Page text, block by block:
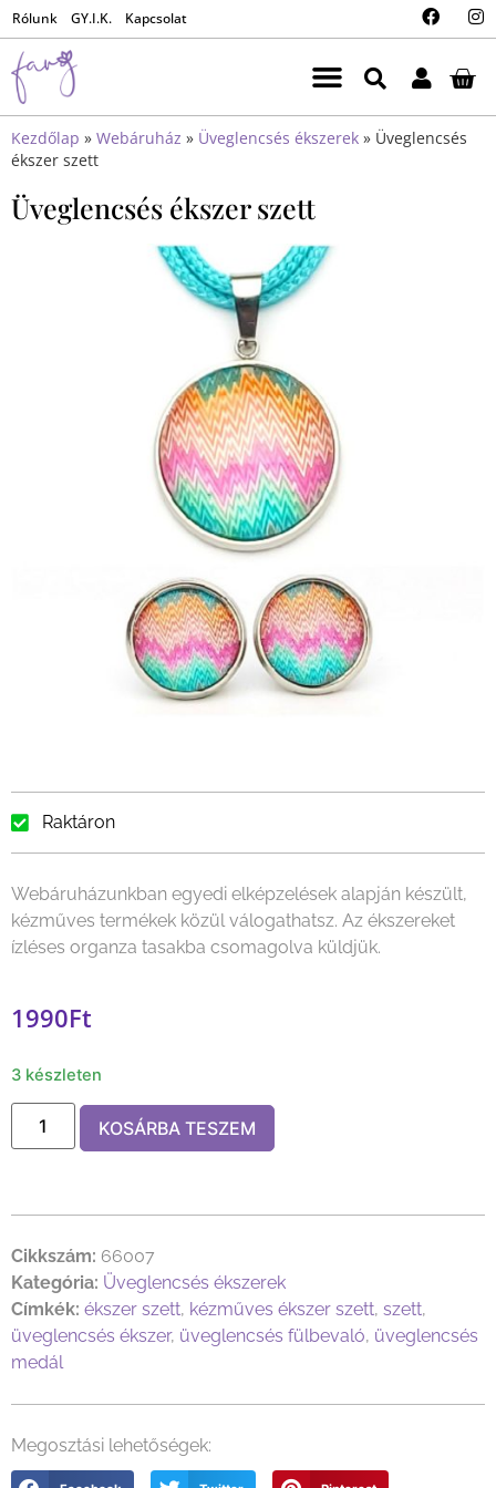
Rólunk GY.I.K. Kapcsolat
Kezdőlap » Webáruház » Üveglencsés ékszerek » Üveglencsés
ékszer szett
Üveglencsés ékszer szett
Raktáron
Webáruházunkban egyedi elképzelések alapján készült,
kézműves termékek közül válogathatsz. Az ékszereket
ízléses organza tasakba csomagolva küldjük.
1990Ft
3 készleten
KOSÁRBA TESZEM
Cikkszám: 66007
Kategória: Üveglencsés ékszerek
Címkék: ékszer szett, kézműves ékszer szett, szett,
üveglencsés ékszer, üveglencsés fülbevaló, üveglencsés
medál
Megosztási lehetőségek: